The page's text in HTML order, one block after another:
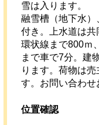
雪は入ります。
融雪槽（地下水
付き。上水道は共
環状線まで800ｍ
まで車で7分。建
ります。荷物は
す。お問い合わせ
位置確認